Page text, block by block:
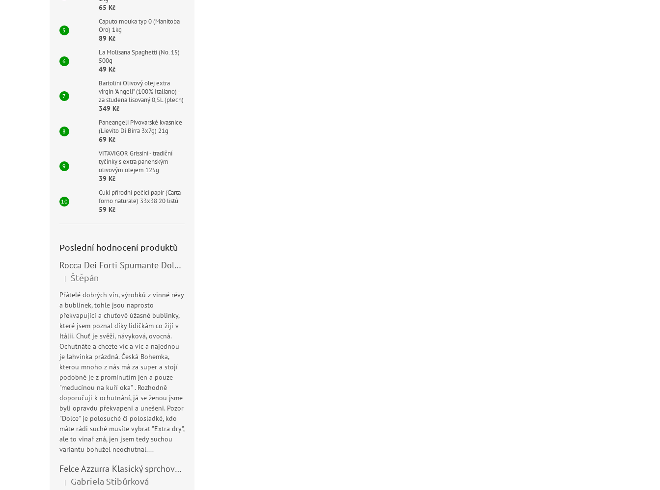
65 Kč
Caputo mouka typ 0 (Manitoba
Oro) 1kg
89 Kč
La Molisana Spaghetti (No. 15)
500g
49 Kč
Bartolini Olivový olej extra
virgin "Angeli" (100% Italiano) -
za studena lisovaný 0,5L (plech)
349 Kč
Paneangeli Pivovarské kvasnice
(Lievito Di Birra 3x7g) 21g
69 Kč
VITAVIGOR Grissini - tradiční
tyčinky s extra panenským
olivovým olejem 125g
39 Kč
Cuki přírodní pečicí papír (Carta
forno naturale) 33x38 20 listů
59 Kč
Poslední hodnocení produktů
Rocca Dei Forti Spumante Dolce 11,5% 0,75l
Hodnocení produktu je 5 z 5 hvězdiček.
| Štěpán
Přátelé dobrých vín, výrobků z vinné révy
a bublinek, tohle jsou naprosto
překvapující a chuťově úžasné bublinky,
které jsem poznal díky lidičkám co žijí v
Itálii. Chuť je svěží, návyková, ovocná.
Ochutnáte a chcete víc a víc a najednou
je lahvinka prázdná. Česká Bohemka,
kterou mnoho z nás má za super a stojí
podobně je z prominutím jen a pouze
"meducínou na kuří oka" . Rozhodně
doporučuji k ochutnání, já se ženou jsme
byli opravdu překvapeni a unešeni. Pozor
"Dolce" je polosuché či polosladké, kdo
máte rádi suché musíte vybrat "Extra dry",
ale to vinař zná, jen jsem tedy suchou
variantu bohužel neochutnal....
Felce Azzurra Klasický sprchový gel - doccia gel 400ml
Hodnocení produktu je 5 z 5 hvězdiček.
| Gabriela Stibůrková